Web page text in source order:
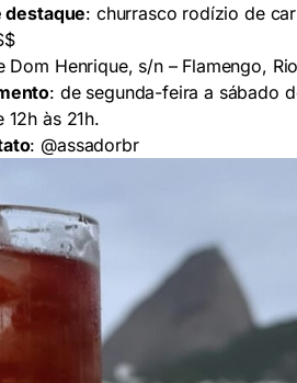
destaque: churrasco rodízio de
Dom Henrique, s/n – Flamengo,
: de segunda-feira a sábado
às 21h.
: @assadorbr